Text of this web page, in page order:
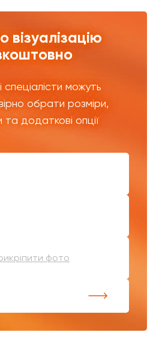
візуалізацію
спеціалісти можуть
обрати розміри,
та додаткові опції
фото